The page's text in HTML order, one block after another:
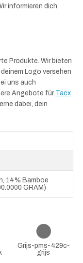
informieren dich
Produkte. Wir bieten
Logo versehen
uns auch
Angebote für Tacx
dabei, dein
14% Bamboe
GRAM)
Grijs-pms-429c-
grijs